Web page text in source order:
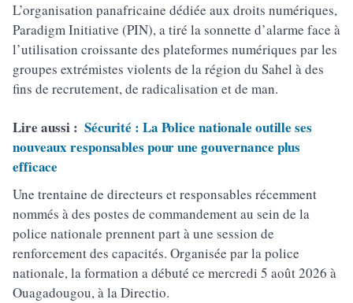
L’organisation panafricaine dédiée aux droits numériques,
Paradigm Initiative (PIN), a tiré la sonnette d’alarme face à
l’utilisation croissante des plateformes numériques par les
groupes extrémistes violents de la région du Sahel à des
fins de recrutement, de radicalisation et de man.
Lire aussi : Sécurité : La Police nationale outille ses
nouveaux responsables pour une gouvernance plus
efficace
Une trentaine de directeurs et responsables récemment
nommés à des postes de commandement au sein de la
police nationale prennent part à une session de
renforcement des capacités. Organisée par la police
nationale, la formation a débuté ce mercredi 5 août 2026 à
Ouagadougou, à la Directio.